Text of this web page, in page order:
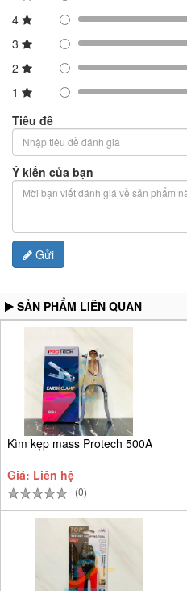
4
3
2
1
Tiêu đề
Ý kiến của bạn
Gửi
SẢN PHẨM LIÊN QUAN
Kìm kẹp mass Protech 500A
Giá: Liên hệ
(0)